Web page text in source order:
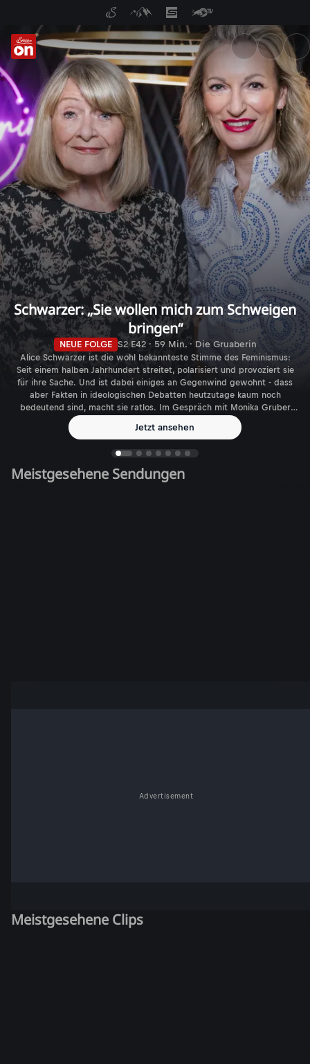
ServusTV On: Livestreams,
Schwarzer: „Sie wollen mich zum Schweigen
bringen“
NEUE FOLGE S2 E42 · 59 Min. · Die Gruaberin
Alice Schwarzer ist die wohl bekannteste Stimme des Feminismus:
Seit einem halben Jahrhundert streitet, polarisiert und provoziert sie
für ihre Sache. Und ist dabei einiges an Gegenwind gewohnt - dass
aber Fakten in ideologischen Debatten heutzutage kaum noch
bedeutend sind, macht sie ratlos. Im Gespräch mit Monika Gruber
spricht die Journalistin, Autorin und Verlegerin über den aktuellen
Feminismus - und die gefühlt immer größer werdende Zahl
Jetzt ansehen
Meistgesehene Sendungen
Advertisement
Meistgesehene Clips